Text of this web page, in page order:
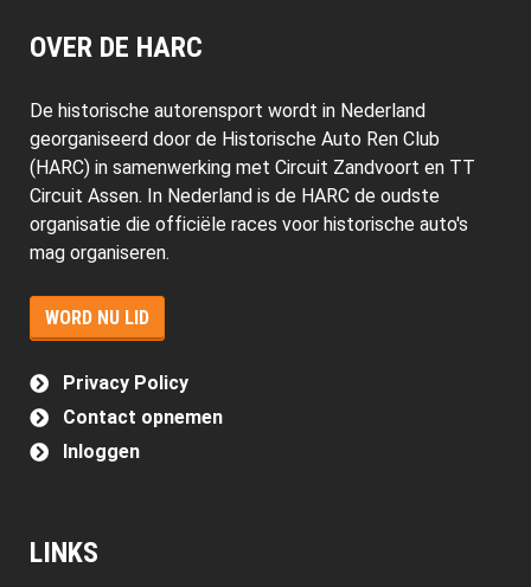
OVER DE HARC
De historische autorensport wordt in Nederland
georganiseerd door de Historische Auto Ren Club
(HARC) in samenwerking met Circuit Zandvoort en TT
Circuit Assen. In Nederland is de HARC de oudste
organisatie die officiële races voor historische auto's
mag organiseren.
WORD NU LID
Privacy Policy
Contact opnemen
Inloggen
LINKS